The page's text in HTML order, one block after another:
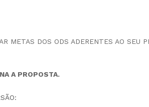
METAS DOS ODS ADERENTES AO SEU
A PROPOSTA.